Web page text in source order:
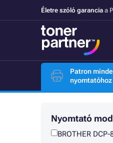
Életre szóló garancia a
Patron
nyomtatóhoz
Nyomtató
BROTHER DCP-